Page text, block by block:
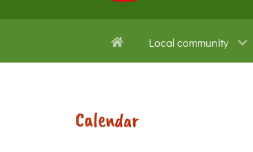
Local community
Calendar